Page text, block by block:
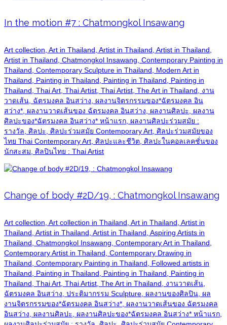
In the motion #7 : Chatmongkol Insawang
Art collection, Art in Thailand, Artist in Thailand, Artist in Thailand,
Artist in Thailand, Chatmongkol Insawang, Contemporary Painting in
Thailand, Contemporary Sculpture in Thailand, Modern Art in
Thailand, Painting in Thailand, Painting in Thailand, Painting in
Thailand, Thai Art, Thai Artist, Thai Artist, The Art in Thailand, งาน
วาดเส้น, ฉัตรมงคล อินสว่าง, ผลงานจิตรกรรมของ*ฉัตรมงคล อิน
สว่าง*, ผลงานวาดเส้นของ ฉัตรมงคล อินสว่าง, ผลงานศิลปะ, ผลงาน
ศิลปะของ*ฉัตรมงคล อินสว่าง* หน้าแรก, ผลงานศิลปะร่วมสมัย :
รางวัล, ศิลปะ, ศิลปะร่วมสมัย Contemporary Art, ศิลปะร่วมสมัยของ
ไทย Thai Contemporary Art, ศิลปะและชีวิต, ศิลปะในคอลเลคชั่นของ
นักสะสม, ศิลปินไทย : Thai Artist
Change of body #2D/19, : Chatmongkol Insawang
Art collection, Art collection in Thailand, Art in Thailand, Artist in
Thailand, Artist in Thailand, Artist in Thailand, Aspiring Artists in
Thailand, Chatmongkol Insawang, Contemporary Art in Thailand,
Contemporary Artist in Thailand, Contemporary Drawing in
Thailand, Contemporary Painting in Thailand, Followed artists in
Thailand, Painting in Thailand, Painting in Thailand, Painting in
Thailand, Thai Art, Thai Artist, The Art in Thailand, งานวาดเส้น,
ฉัตรมงคล อินสว่าง, ประติมากรรม Sculpture, ผลงานของศิลปิน, ผล
งานจิตรกรรมของ*ฉัตรมงคล อินสว่าง*, ผลงานวาดเส้นของ ฉัตรมงคล
อินสว่าง, ผลงานศิลปะ, ผลงานศิลปะของ*ฉัตรมงคล อินสว่าง* หน้าแรก,